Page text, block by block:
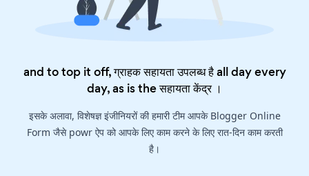
and to top it off, ग्राहक सहायता उपलब्ध है all day every
day, as is theसहायता केंद्र।
इसके अलावा, विशेषज्ञ इंजीनियरों की हमारी टीम आपके Blogger Online
Form जैसे powr ऐप को आपके लिए काम करने के लिए रात-दिन काम करती
है।